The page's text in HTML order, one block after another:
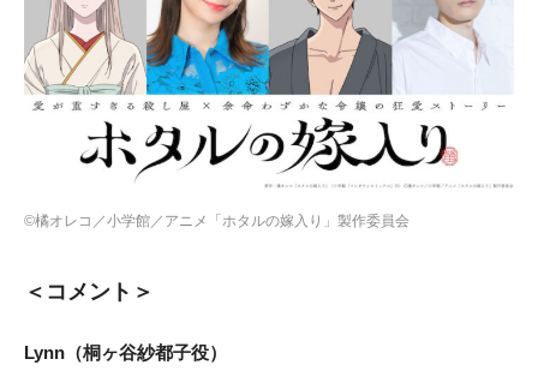
©︎橘オレコ／小学館／アニメ「ホタルの嫁入り」製作委員会
＜コメント＞
Lynn（桐ヶ谷紗都子役）